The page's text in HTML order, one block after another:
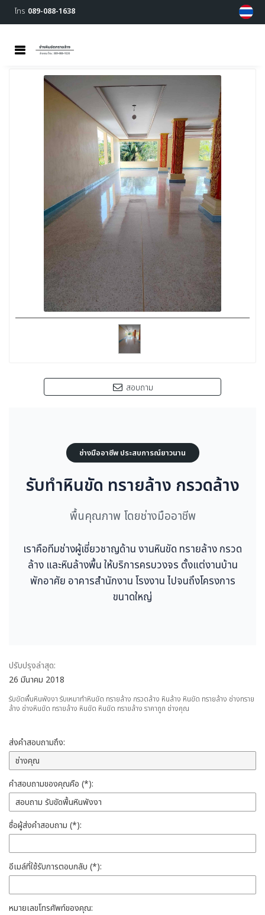
โทร 089-088-1638
MENU
สอบถาม
ช่างมืออาชีพ ประสบการณ์ยาวนาน
รับทำหินขัด ทรายล้าง กรวดล้าง
พื้นคุณภาพ โดยช่างมืออาชีพ
เราคือทีมช่างผู้เชี่ยวชาญด้าน งานหินขัด ทรายล้าง กรวด
ล้าง และหินล้างพื้น ให้บริการครบวงจร ตั้งแต่งานบ้าน
พักอาศัย อาคารสำนักงาน โรงงาน ไปจนถึงโครงการ
ขนาดใหญ่
ปรับปรุงล่าสุด:
26 มีนาคม 2018
รับขัดพื้นหินพังงา รับเหมาทำหินขัด ทรายล้าง กรวดล้าง หินล้าง หินขัด ทรายล้าง ช่างทราย
ล้าง ช่างหินขัด ทรายล้าง หินขัด หินขัด ทรายล้าง ราคาถูก ช่างคุณ
ส่งคำสอบถามถึง:
คำสอบถามของคุณคือ (*):
ชื่อผู้ส่งคำสอบถาม (*):
อีเมล์ที่ใช้รับการตอบกลับ (*):
หมายเลขโทรศัพท์ของคุณ: